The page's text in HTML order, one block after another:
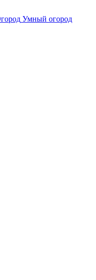
Умный огород